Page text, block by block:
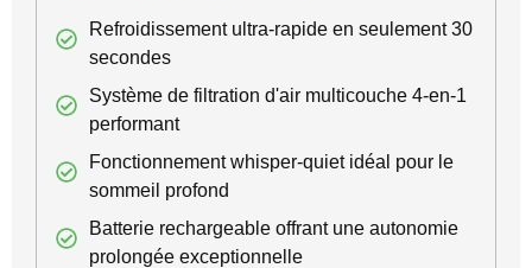
Refroidissement ultra-rapide en seulement 30
secondes
Système de filtration d'air multicouche 4-en-1
performant
Fonctionnement whisper-quiet idéal pour le
sommeil profond
Batterie rechargeable offrant une autonomie
prolongée exceptionnelle